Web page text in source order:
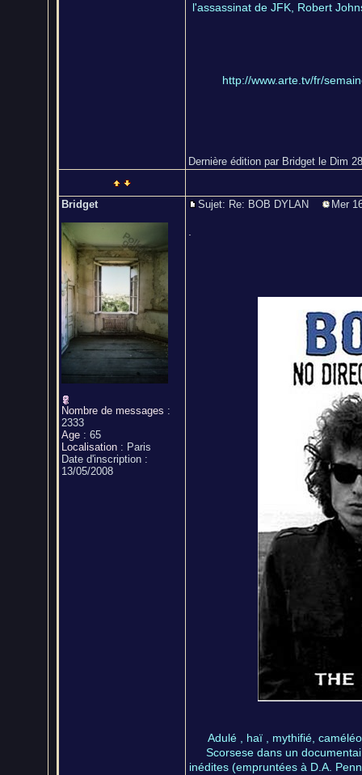
l'assassinat de JFK, Robert
http://www.arte.tv/fr/
Dernière édition par Bridget le Dim
Bridget
Nombre de messages :
2333
Age : 65
Localisation : Paris
Date d'inscription :
13/05/2008
Sujet: Re: BOB DYLAN Mer
Adulé , haï , mythifié,
Scorsese dans un
inédites (empruntées à D.A.